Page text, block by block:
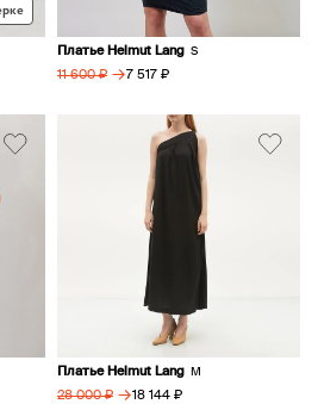
Платье Helmut Lang S
11 600 ₽ → 7 517 ₽
Платье Helmut Lang M
28 000 ₽ → 18 144 ₽